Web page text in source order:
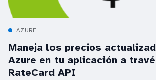
AZURE
Maneja los precios
Azure en tu aplicación a
RateCard API